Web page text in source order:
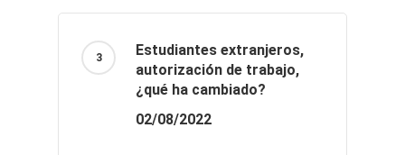
Estudiantes extranjeros,
autorización de trabajo,
¿qué ha cambiado?
02/08/2022